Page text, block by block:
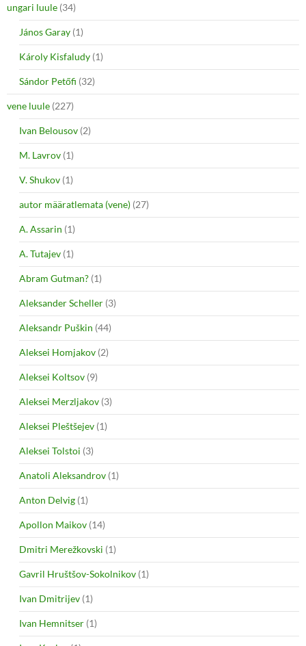
ungari luule (34)
János Garay (1)
Károly Kisfaludy (1)
Sándor Petőfi (32)
vene luule (227)
Ivan Belousov (2)
M. Lavrov (1)
V. Shukov (1)
autor määratlemata (vene) (27)
A. Assarin (1)
A. Tutajev (1)
Abram Gutman? (1)
Aleksander Scheller (3)
Aleksandr Puškin (44)
Aleksei Homjakov (2)
Aleksei Koltsov (9)
Aleksei Merzljakov (3)
Aleksei Pleštšejev (1)
Aleksei Tolstoi (3)
Anatoli Aleksandrov (1)
Anton Delvig (1)
Apollon Maikov (14)
Dmitri Merežkovski (1)
Gavril Hruštšov-Sokolnikov (1)
Ivan Dmitrijev (1)
Ivan Hemnitser (1)